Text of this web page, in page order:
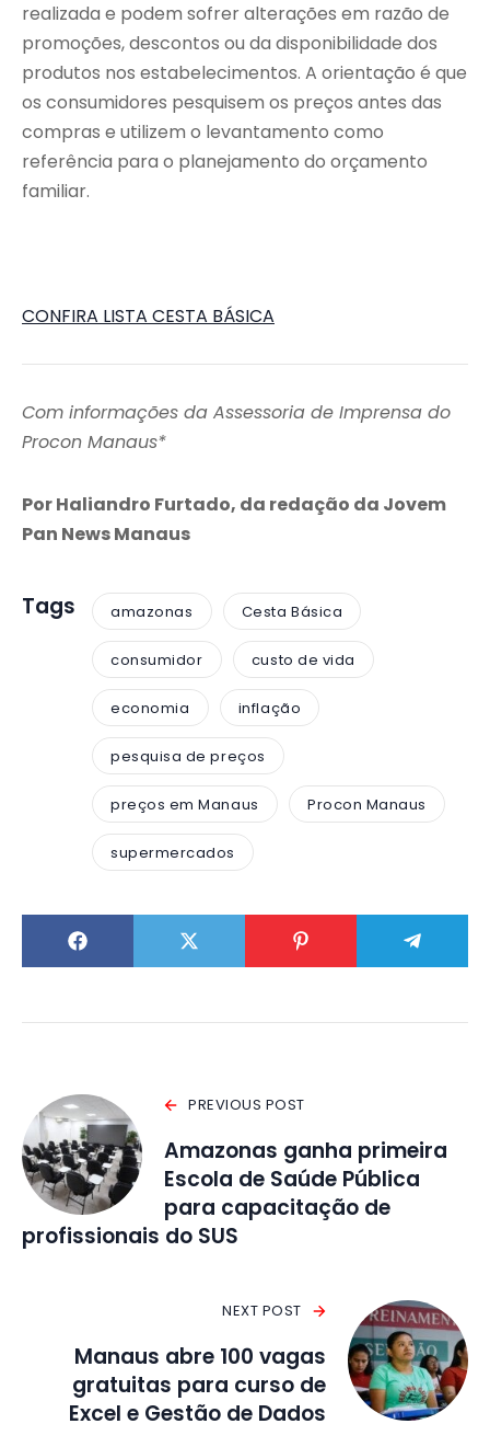
realizada e podem sofrer alterações em razão de
promoções, descontos ou da disponibilidade dos
produtos nos estabelecimentos. A orientação é que
os consumidores pesquisem os preços antes das
compras e utilizem o levantamento como
referência para o planejamento do orçamento
familiar.
CONFIRA LISTA CESTA BÁSICA
Com informações da Assessoria de Imprensa do
Procon Manaus*
Por Haliandro Furtado, da redação da Jovem
Pan News Manaus
Tags amazonas Cesta Básica
consumidor custo de vida
economia inflação
pesquisa de preços
preços em Manaus Procon Manaus
supermercados
PREVIOUS POST
Amazonas ganha primeira
Escola de Saúde Pública
para capacitação de
profissionais do SUS
NEXT POST
Manaus abre 100 vagas
gratuitas para curso de
Excel e Gestão de Dados